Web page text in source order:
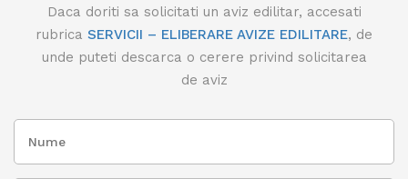
Daca doriti sa solicitati un aviz edilitar, accesati
rubrica SERVICII – ELIBERARE AVIZE EDILITARE, de
unde puteti descarca o cerere privind solicitarea
de aviz